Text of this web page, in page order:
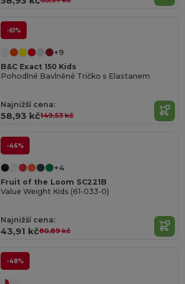
-61%
+9
B&C Exact 150 Kids
Pohodlné Bavlněné Tričko s Elastanem
Najnižší cena:
58,93 kč149,53 kč
-46%
+4
Fruit of the Loom SC221B
Value Weight Kids (61-033-0)
Najnižší cena:
43,91 kč80,89 kč
-48%